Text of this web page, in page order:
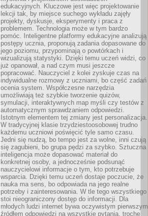
edukacyjnych. Kluczowe jest więc projektowanie
lekcji tak, by miejsce suchego wykładu zajęły
projekty, dyskusje, eksperymenty i praca z
problemem. Technologia może w tym bardzo
pomóc. Inteligentne platformy edukacyjne analizują
postępy ucznia, proponują zadania dopasowane do
jego poziomu, przypominają o powtórkach i
wizualizują statystyki. Dzięki temu uczeń widzi, co
już opanował, a nad czym musi jeszcze
popracować. Nauczyciel z kolei zyskuje czas na
indywidualne rozmowy z uczniami, bo część zadań
ocenia system. Współczesne narzędzia
umożliwiają też szybkie tworzenie quizów,
symulacji, interaktywnych map myśli czy testów z
automatycznym sprawdzaniem odpowiedzi.
Istotnym elementem tej zmiany jest personalizacja.
W tradycyjnej klasie trzydziestoosobowej trudno
każdemu uczniowi poświęcić tyle samo czasu.
Jedni się nudzą, bo tempo jest za wolne, inni czują
się zagubieni, bo grupa pędzi za szybko. Sztuczna
inteligencja może dopasować materiał do
konkretnej osoby, a jednocześnie podsunąć
nauczycielowi informacje o tym, kto potrzebuje
wsparcia. Dzięki temu uczeń dostaje poczucie, że
nauka ma sens, bo odpowiada na jego realne
potrzeby i zainteresowania. W tle tego wszystkiego
stoi nieograniczony dostęp do informacji. Dla
młodych ludzi internet bywa oczywistym pierwszym
źródłem odpowiedzi na wszystkie pytania, trochę